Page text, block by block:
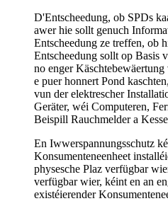
D'Entscheedung, ob SPDs
awer hie sollt genuch
Entscheedung ze treffen, ob
Entscheedung sollt op Basis
no enger
e puer honnert Pond
vun der elektrescher
Geräter, wéi Computeren,
Beispill Rauchmelder a
En Iwwerspannungsschutz
Konsumenteneenheet
physesche Plaz verfügbar
verfügbar wier, kéint en an
existéierender